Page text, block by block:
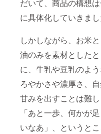
だいて、商品の構想
に具体化していきまし
しかしながら、お米
油のみを素材としたと
に、牛乳や豆乳のよう
ろやかさや濃厚さ、
甘みを出すことは難し
「あと一歩、何かが
いなあ」、というと